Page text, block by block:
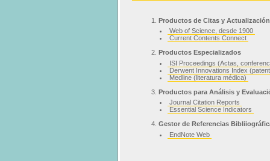
Productos de Citas y Actualización
Web of Science, desde 1900
Current Contents Connect
Productos Especializados
ISI Proceedings (Actas,
Derwent Innovations Index
Medline (literatura médica)
Productos para Análisis y
Journal Citation Reports
Essential Science Indicators
Gestor de Referencias
EndNote Web